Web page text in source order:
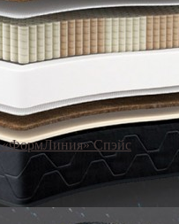
/ «ФормЛиния» Спэйс